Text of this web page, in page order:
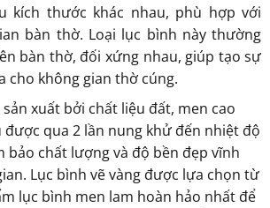
kích thước khác nhau, phù hợp với
bàn thờ. Loại lục bình này thường
bàn thờ, đối xứng nhau, giúp tạo sự
cho không gian thờ cúng.
xuất bởi chất liệu đất, men cao
được qua 2 lần nung khử đến nhiệt độ
bảo chất lượng và độ bền đẹp vĩnh
Lục bình vẽ vàng được lựa chọn từ
lục bình men lam hoàn hảo nhất để